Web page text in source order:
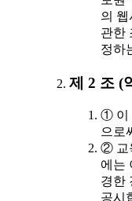
의
관한
정하
제 2 조 (
① 이
으로
② 교
에는
경한
공시